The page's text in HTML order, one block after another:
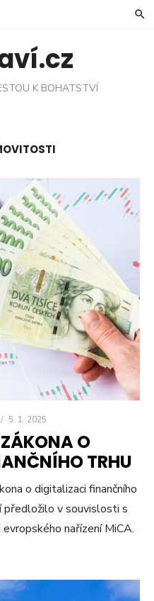
K BOHATSTVÍ
/ 5. 1. 2025
O
TRHU
o digitalizaci finančního
předložilo v souvislosti s
nařízení MiCA.